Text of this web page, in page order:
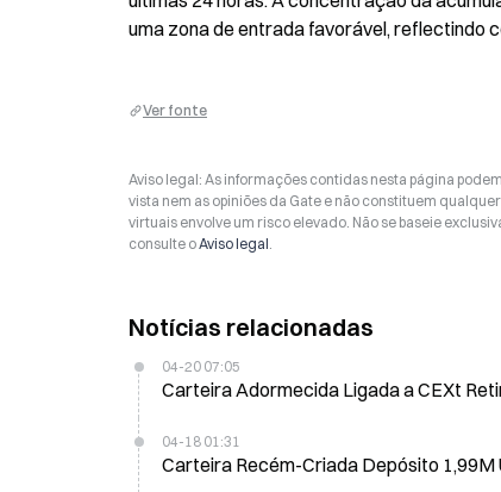
uma zona de entrada favorável, reflectindo
Ver fonte
Aviso legal: As informações contidas nesta página
vista nem as opiniões da Gate e não constituem
virtuais envolve um risco elevado. Não se baseie
consulte oAviso legal.
Notícias relacionadas
04-20 07:05
Carteira Adormecida Ligada a CEXt
04-18 01:31
Carteira Recém-Criada Depósito 1,99M